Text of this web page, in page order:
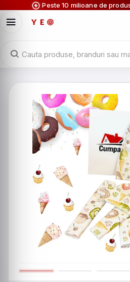
Peste 10 milioane de